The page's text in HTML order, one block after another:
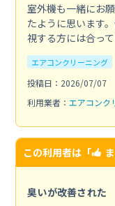
室外機も一緒にお
たように思います
視する方には合っ
エアコンクリーニング
投稿日：2026/07/07
利用業者： エアコンク
この利用者は「
臭いが改善された